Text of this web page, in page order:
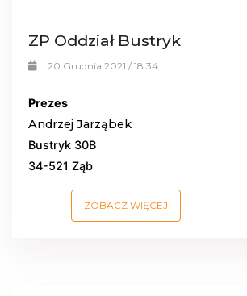
ZP Oddział Bustryk
20 Grudnia 2021 / 18:34
Prezes
Andrzej Jarząbek
Bustryk 30B
34-521 Ząb
ZOBACZ WIĘCEJ